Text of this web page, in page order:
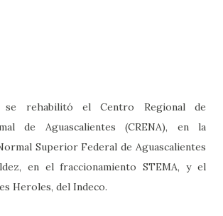
se rehabilitó el Centro Regional de
de Aguascalientes (CRENA), en la
Superior Federal de Aguascalientes
en el fraccionamiento STEMA, y el
Heroles, del Indeco.